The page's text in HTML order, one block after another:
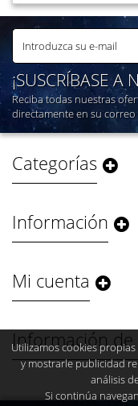
¡SUSCRÍBASE A
Reciba todas nuestras
directamente en su
Categorías
Información
Mi cuenta
Información de
Utilizamos cookies
y mostrarle publicidad
análisis
Si continúa